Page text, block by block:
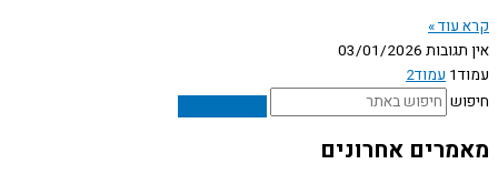
קרא עוד »
אין תגובות 03/01/2026
עמוד1 עמוד2
חיפוש
מאמרים אחרונים